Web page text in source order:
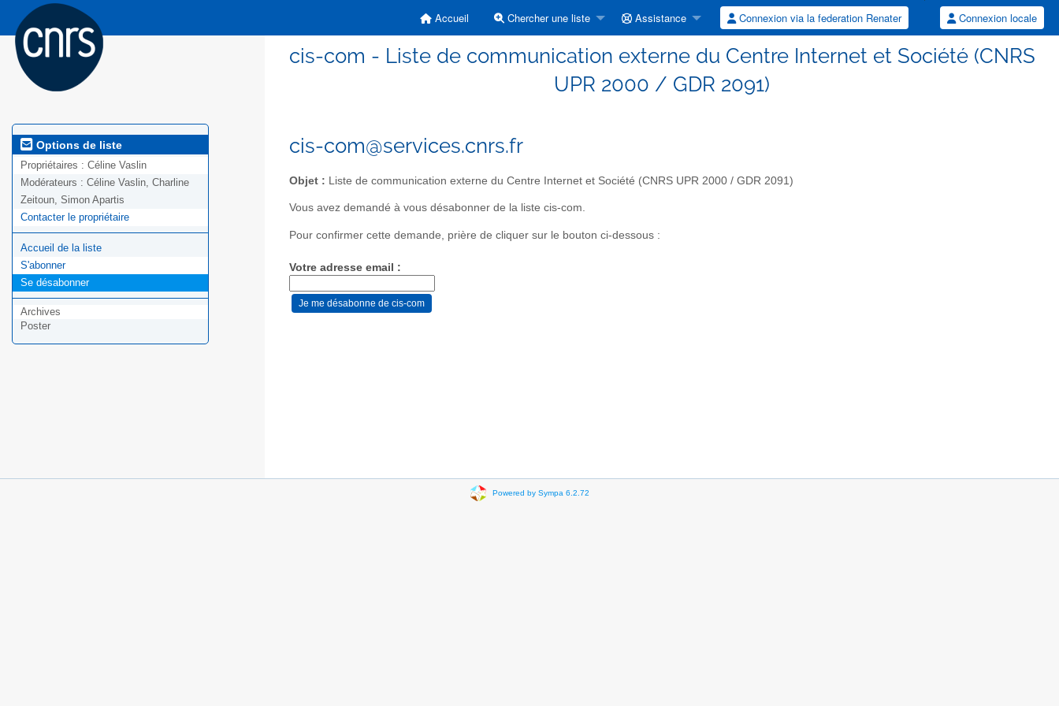
Accueil Chercher une liste Assistance Connexion via la federation Renater Connexion locale
cis-com - Liste de communication externe du Centre Internet et Société (CNRS
UPR 2000 / GDR 2091)
Options de liste
Propriétaires : Céline Vaslin
Modérateurs : Céline Vaslin, Charline
Zeitoun, Simon Apartis
Contacter le propriétaire
Accueil de la liste
S'abonner
Se désabonner
Archives
Poster
cis-com@services.cnrs.fr
Objet : Liste de communication externe du Centre Internet et Société (CNRS UPR 2000 / GDR 2091)
Vous avez demandé à vous désabonner de la liste cis-com.
Pour confirmer cette demande, prière de cliquer sur le bouton ci-dessous :
Votre adresse email :
Powered by Sympa 6.2.72